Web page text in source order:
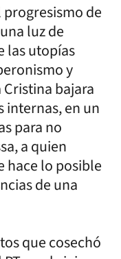
progresismo de
luz de
las utopías
y
bajara
internas, en un
para no
a quien
hace lo posible
de una
que cosechó